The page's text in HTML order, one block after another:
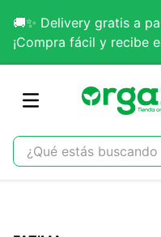
🚚✨ Delivery gratis a
¡Compra fácil y recibe
¿Qué estás buscando